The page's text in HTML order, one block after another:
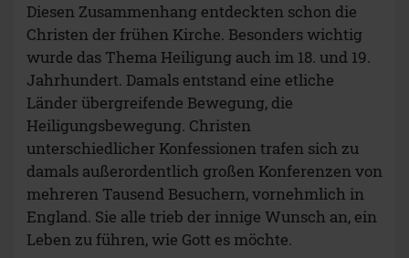
Diesen Zusammenhang entdeckten schon die
Christen der frühen Kirche. Besonders wichtig
wurde das Thema Heiligung auch im 18. und 19.
Jahrhundert. Damals entstand eine etliche
Länder übergreifende Bewegung, die
Heiligungsbewegung. Christen
unterschiedlicher Konfessionen trafen sich zu
damals außerordentlich großen Konferenzen von
mehreren Tausend Besuchern, vornehmlich in
England. Sie alle trieb der innige Wunsch an, ein
Leben zu führen, wie Gott es möchte.